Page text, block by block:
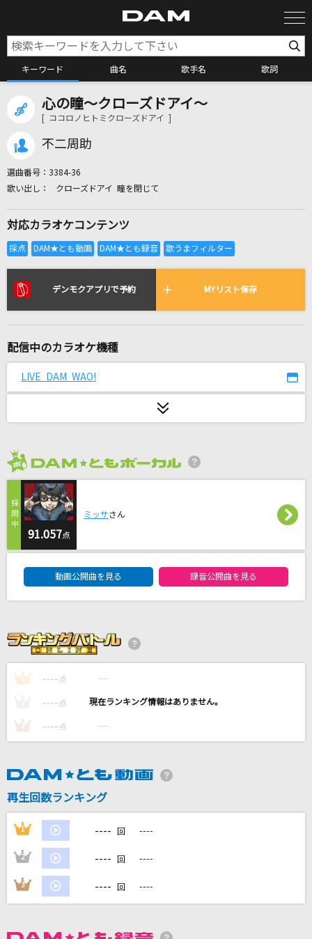
キーワード 曲名 歌手名 歌詞
カラオケ検索
全国りれき
リアルタイムで歌われている曲の一覧
あの夏が飽和する
[生音]桃色吐息
藍井エイル
M八七(ビデオクリップバージョン)
[生音]ちりぬるを
市川由紀乃
サンサン・サマー
UtaGe!
Love Fair
岡田有希子
[生音]STONE OCEAN
[生音]君の知らない物語
supercell
DAMの新曲・ランキングなど
心の瞳～クローズドアイ～
[ ココロノヒトミクローズドアイ ]
不二周助
選曲番号： 3384-36
クローズドアイ 瞳を閉じて
対応カラオケコンテンツ
デンモクアプリで予約 MYリスト保存
配信中のカラオケ機種
LIVE DAM WAO!
91.057点
ミッサさん
動画公開曲を見る 録音公開曲を見る
1 ---- 点 ----
---- 点 ----
3 ---- 点 ----
再生回数ランキング
1 ---- 回 ----
2 ---- 回 ----
3 ---- 回 ----